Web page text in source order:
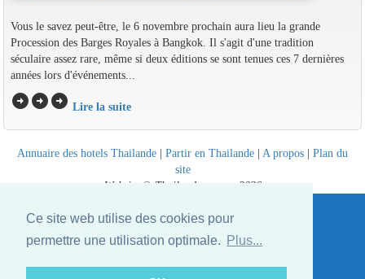
Ce site web utilise des cookies pour
permettre une utilisation optimale.
Plus...
Vous le savez peut-être, le 6 novembre prochain aura lieu la grande
Procession des Barges Royales à Bangkok. Il s'agit d'une tradition
séculaire assez rare, même si deux éditions se sont tenues ces 7 dernières
années lors d'événements...
arrow_circle_rightarrow_circle_rightarrow_circle_right Lire la suite
Annuaire des hotels Thailande | Partir en Thailande | A propos | Plan du
site
Website © Thailandee.com - 2026